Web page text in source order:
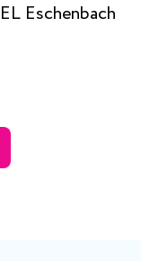
Eschenbach